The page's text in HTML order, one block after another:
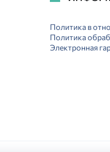
Политика в
Политика
Электронная